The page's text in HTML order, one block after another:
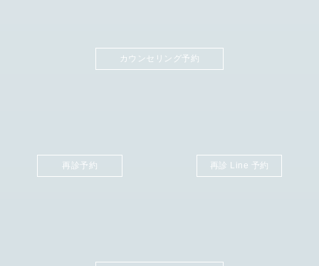
カウンセリング予約
再診予約 再診 Line 予約